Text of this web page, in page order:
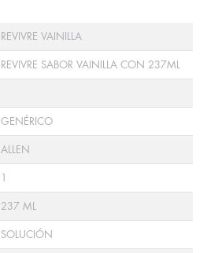
REVIVRE VAINILLA
REVIVRE SABOR VAINILLA CON 237ML
GENÉRICO
ALLEN
1
237 ML
SOLUCIÓN